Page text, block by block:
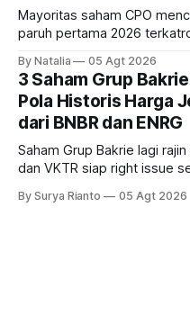
Mayoritas saham CPO
paruh pertama 2026
diprediksi semakin terlihat
prospeknya? apakah
By Natalia 05 Agt 2026
3 Saham Grup
Pola Historis Harga
dari BNBR dan ENRG
Saham Grup Bakrie lagi
dan VKTR siap right issue
pola saham Grup Bakrie
By Surya Rianto 05 Agt 2026